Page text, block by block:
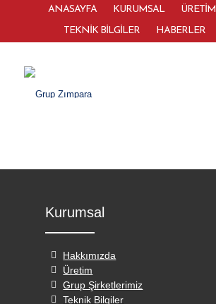
ANASAYFA KURUMSAL ÜRETİM
TEKNİK BİLGİLER
HABERLER
Kurumsal
Hakkımızda
Üretim
Grup Şirketlerimiz
Teknik Bilgiler